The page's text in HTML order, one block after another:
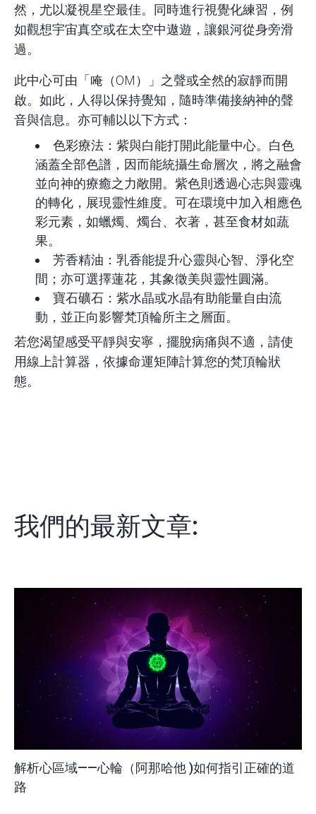
然，尤以凝視星空最佳。同時進行視覺化練習，例
如觀想宇宙真空或在太空中遨遊，讓銀河從身旁滑
過。
此中心可由「唵（OM）」之聲或全然的寂靜而開
啟。如此，人得以保持覺知，隨時準備接納神的聲
音與信息。亦可輔以以下方式：
色彩療法：紫與白能打開此能量中心。白色
涵蓋全部色譜，因而能統攝生命層次，將之融會
並向神的療癒之力敞開。紫色則透過心志與靈魂
的轉化，展現靈性維度。可在環境中加入相應色
彩元素，如蠟燭、燭台、衣著，甚至食材如蔬
果。
芳香精油：乳香能提升心靈與心智、淨化空
間；亦可選擇蓮花，其象徵美與靈性圓滿。
寶石礦石：紫水晶或水晶有助能量自由流
動，並正向影響梵頂輪所主之層面。
若您渴望感受平靜與安寧，擺脫病痛與不適，請使
用線上計算器 ，依據命運矩陣計算您的梵頂輪狀
態。
我們的最新文章:
解析心區域——心輪（阿那哈他 )如何指引正確的道
路